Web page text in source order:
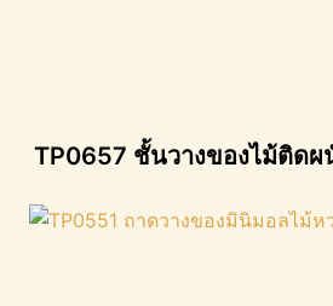
TP0657 ชั้นวางของไม้ติดผ